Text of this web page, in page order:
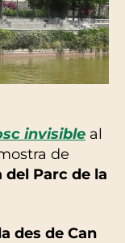
invisible al
de
Parc de la
des de Can